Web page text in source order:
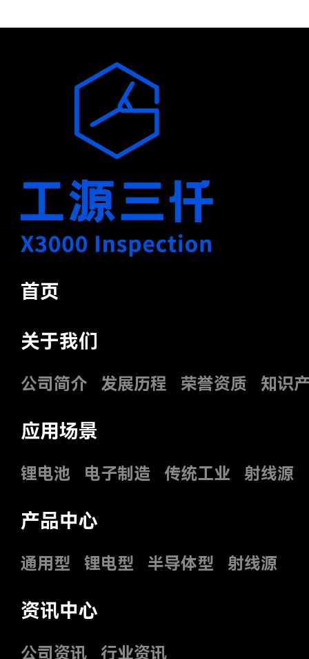
首页
关于我们
公司简介 发展历程 荣誉资质 知识
应用场景
锂电池 电子制造 传统工业 射线源
产品中心
通用型 锂电型 半导体型 射线源
资讯中心
公司资讯 行业资讯